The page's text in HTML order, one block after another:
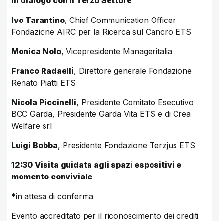
Ivo Tarantino, Chief Communication Officer
Fondazione AIRC per la Ricerca sul Cancro ETS
Monica Nolo, Vicepresidente Manageritalia
Franco Radaelli, Direttore generale Fondazione
Renato Piatti ETS
Nicola Piccinelli, Presidente Comitato Esecutivo
BCC Garda, Presidente Garda Vita ETS e di Crea
Welfare srl
Luigi Bobba, Presidente Fondazione Terzjus ETS
12:30 Visita guidata agli spazi espositivi e
momento conviviale
*in attesa di conferma
Evento accreditato per il riconoscimento dei crediti